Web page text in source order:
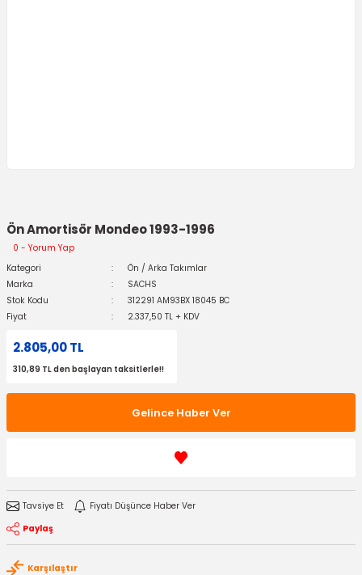
Ön Amortisör Mondeo 1993-1996
0 - Yorum Yap
Kategori
Ön / Arka Takımlar
Marka
SACHS
Stok Kodu
312291 AM93BX 18045 BC
Fiyat
2.337,50 TL + KDV
2.805,00 TL
310,89 TL den başlayan taksitlerle!!
Gelince Haber Ver
Tavsiye Et
Fiyatı Düşünce Haber Ver
Paylaş
Karşılaştır